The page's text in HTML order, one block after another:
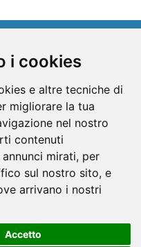
i cookies
e altre tecniche di
migliorare la tua
nel nostro
contenuti
mirati, per
sul nostro sito, e
arrivano i nostri
Accetto
DIRETTA TV
DIRETTA RADIO
2026
- - Powered by